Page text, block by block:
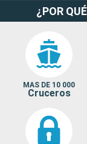
¿POR
MAS DE 10 000
Cruceros